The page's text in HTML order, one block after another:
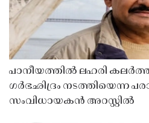
പാനീയത്തിൽ ലഹരി കലർത്തി
ഗർഭഛിദ്രം നടത്തിയെന്ന
സംവിധായകൻ അറസ്റ്റിൽ